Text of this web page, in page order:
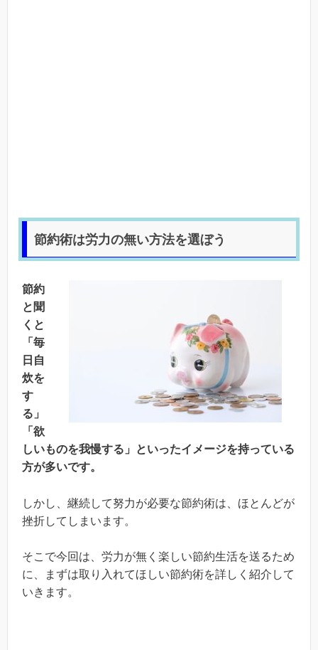
節約術は労力の無い方法を選ぼう
節約
と聞
くと
「毎
日自
炊を
す
る」
「欲
しいものを我慢する」といったイメージを持っている
方が多いです。
しかし、継続して努力が必要な節約術は、ほとんどが
挫折してしまいます。
そこで今回は、労力が無く楽しい節約生活を送るため
に、まずは取り入れてほしい節約術を詳しく紹介して
いきます。